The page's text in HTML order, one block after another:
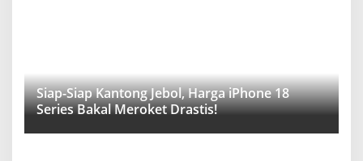
Siap-Siap Kantong Jebol, Harga iPhone 18
Series Bakal Meroket Drastis!